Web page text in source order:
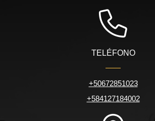
TELÉFONO
+50672851023
+584127184002